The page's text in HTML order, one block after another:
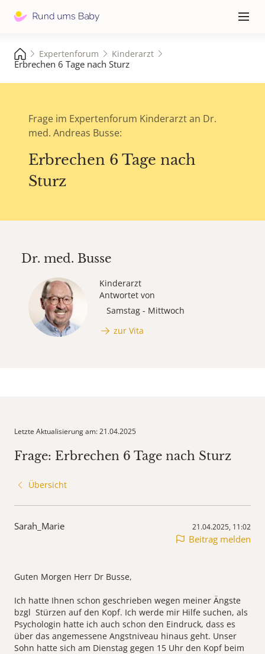
≡
Expertenforum Kinderarzt
Erbrechen 6 Tage nach Sturz
Frage im Expertenforum Kinderarzt an Dr.
med. Andreas Busse:
Erbrechen 6 Tage nach
Sturz
Dr. med. Busse
Kinderarzt
Antwortet von
Samstag - Mittwoch
zur Vita
Letzte Aktualisierung am: 21.04.2025
Frage: Erbrechen 6 Tage nach Sturz
Übersicht
Sarah_Marie 21.04.2025, 11:02
Beitrag melden
Guten Morgen Herr Dr Busse,
Ich hatte Ihnen schon geschrieben wegen meiner Ängste
bzgl Stürzen auf den Kopf. Ich werde mir Hilfe suchen, als
Psychologin hatte ich auch schon den Eindruck, dass es
über das angemessene Angstniveau hinaus geht. Unser
Sohn hatte sich am Dienstag gegen 15 Uhr den Kopf beim